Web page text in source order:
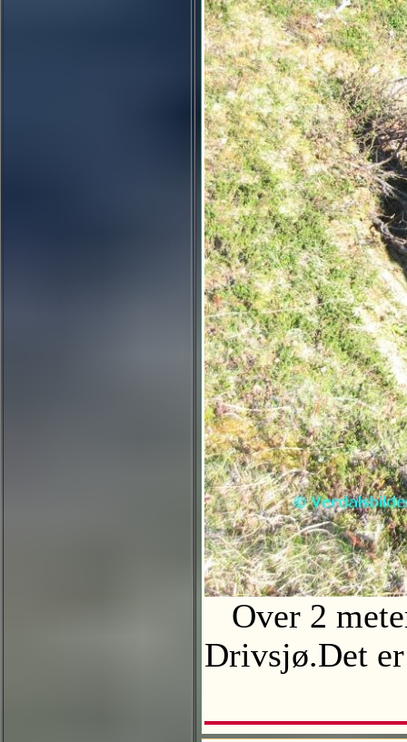
Over 2
Drivsjø.Det